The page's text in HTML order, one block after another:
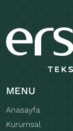
MENU
Anasayfa
Kurumsal